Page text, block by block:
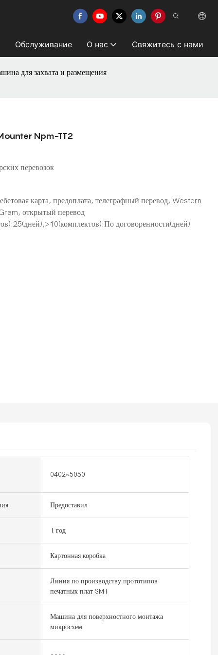
Обслуживание О нас Свяжитесь с нами
для захвата и размещения
Npm-TT2
перевозок
карта, предоплата, телеграфный перевод, Western
открытый перевод
договоренности(дней)
0402~5050
Предоставил
1 год
Картонная коробка
Линия по производству прототипов
печатных плат SMT
Машина для поверхностного монтажа
микросхем